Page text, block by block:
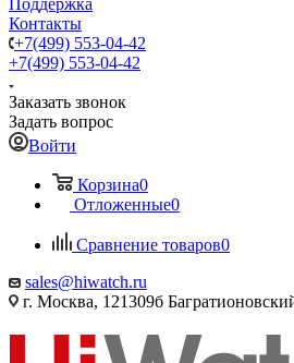
Поддержка
Контакты
+7(499) 553-04-42
+7(499) 553-04-42
Заказать звонок
Задать вопрос
Войти
Корзина0
Отложенные0
Сравнение товаров0
sales@hiwatch.ru
г. Москва, 121309б